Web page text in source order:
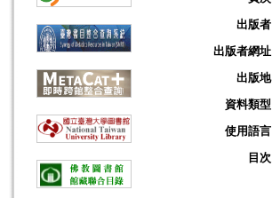
出版者
出版者網址
出版地
資料類型
使用語言
目次